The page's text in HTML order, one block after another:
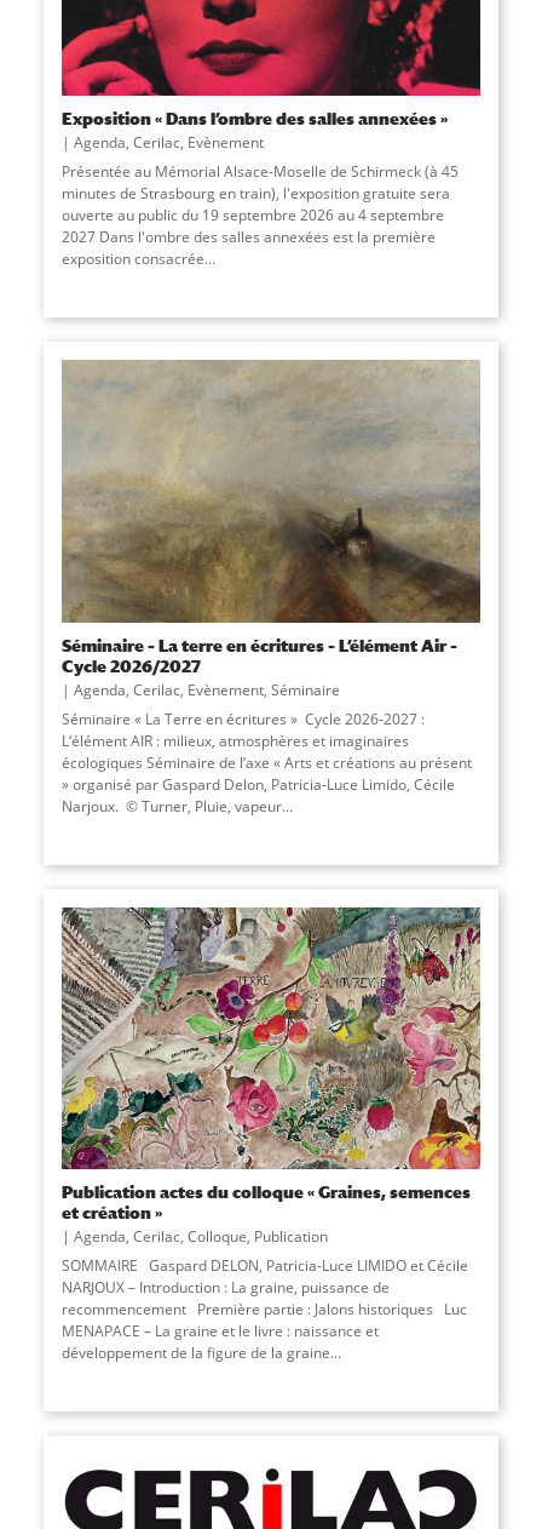
Exposition « Dans l’ombre des salles annexées »
Agenda, Cerilac, Evènement
Présentée au Mémorial Alsace-Moselle de Schirmeck (à 45
minutes de Strasbourg en train), l'exposition gratuite sera
ouverte au public du 19 septembre 2026 au 4 septembre
2027 Dans l'ombre des salles annexées est la première
exposition consacrée...
Séminaire – La terre en écritures – L’élément Air –
Cycle 2026/2027
Agenda, Cerilac, Evènement, Séminaire
Séminaire « La Terre en écritures » Cycle 2026-2027 :
L‘élément AIR : milieux, atmosphères et imaginaires
écologiques Séminaire de l’axe « Arts et créations au présent
» organisé par Gaspard Delon, Patricia-Luce Limido, Cécile
Narjoux. © Turner, Pluie, vapeur...
Publication actes du colloque « Graines, semences
et création »
Agenda, Cerilac, Colloque, Publication
SOMMAIRE Gaspard DELON, Patricia-Luce LIMIDO et Cécile
NARJOUX – Introduction : La graine, puissance de
recommencement Première partie : Jalons historiques Luc
MENAPACE – La graine et le livre : naissance et
développement de la figure de la graine...